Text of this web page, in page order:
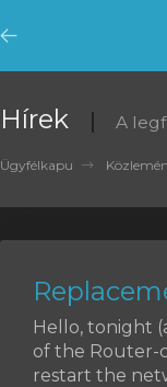
Minimize
Menu
Hírek A
Ügyfélkapu
Hello, tonight
of the Router-
restart the